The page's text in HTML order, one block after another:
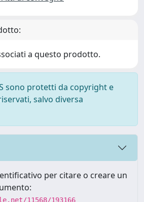
a questo prodotto.
sono protetti da copyright e
salvo diversa
per citare o creare un
11568/193166